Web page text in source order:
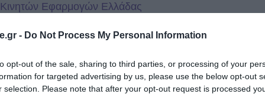
- Do Not Process My Personal Information
opt-out of the sale, sharing to third parties, or processing of your
for targeted advertising by us, please use the below opt-out
selection. Please note that after your opt-out request is processed
Εφαρμογών Ελλάδας
στόχους του
Κινητών Εφαρμογών Ελλάδας